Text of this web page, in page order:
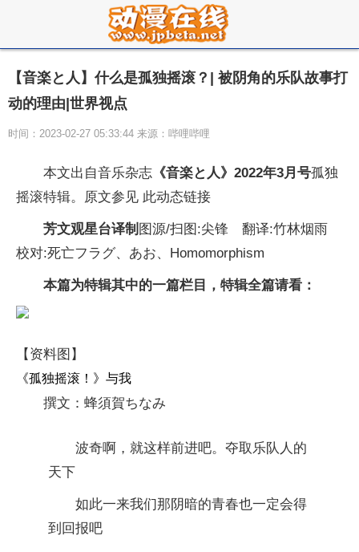
【音楽と人】什么是孤独摇滚？| 被阴角的乐队故事打
动的理由|世界视点
时间：2023-02-27 05:33:44 来源：哔哩哔哩
本文出自音乐杂志 《音楽と人》2022年3月号孤独
摇滚特辑。原文参见 此动态链接
芳文观星台译制 图源/扫图:尖锋 翻译:竹林烟雨
校对:死亡フラグ、あお、Homomorphism
本篇为特辑其中的一篇栏目，特辑全篇请看：
【资料图】
《孤独摇滚！》与我
撰文：蜂須賀ちなみ
波奇啊，就这样前进吧。夺取乐队人的
天下
如此一来我们那阴暗的青春也一定会得
到回报吧